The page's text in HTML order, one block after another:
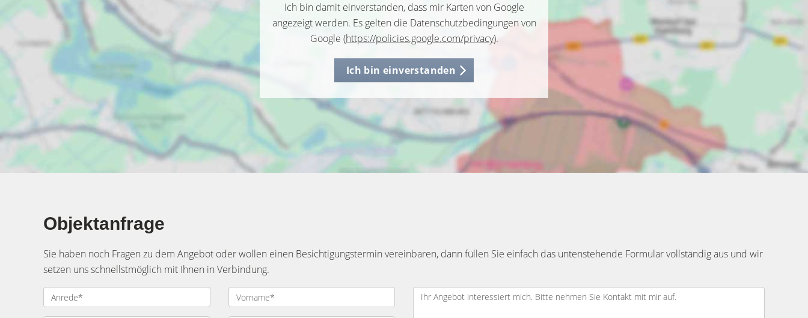
Ich bin damit einverstanden, dass mir Karten von Google
angezeigt werden. Es gelten die Datenschutzbedingungen von
Google (https://policies.google.com/privacy).
Ich bin einverstanden
Objektanfrage
Sie haben noch Fragen zu dem Angebot oder wollen einen Besichtigungstermin vereinbaren, dann füllen Sie einfach das untenstehende Formular vollständig aus und wir
setzen uns schnellstmöglich mit Ihnen in Verbindung.